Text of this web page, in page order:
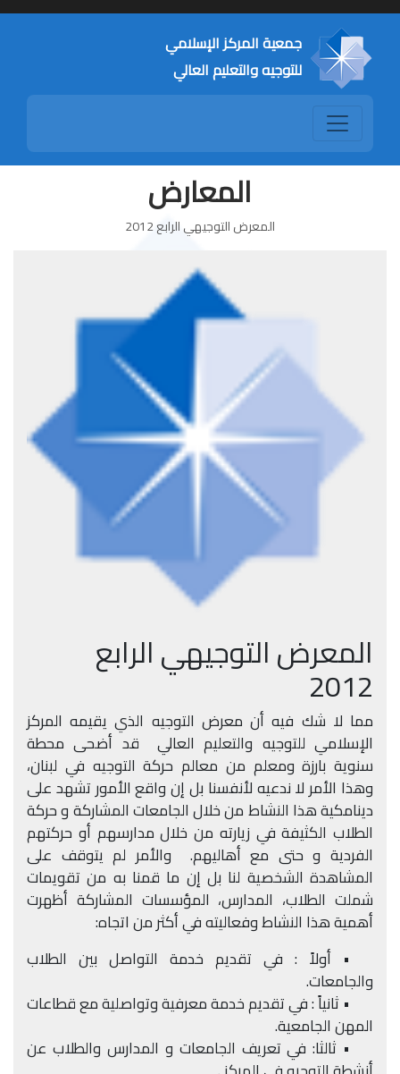
جمعية المركز الإسلامي
للتوجيه والتعليم العالي
المعارض
المعرض التوجيهي الرابع 2012
المعرض التوجيهي الرابع
2012
مما لا شك فيه أن معرض التوجيه الذي يقيمه المركز
الإسلامي للتوجيه والتعليم العالي قد أضحى محطة
سنوية بارزة ومعلم من معالم حركة التوجيه في لبنان،
وهذا الأمر لا ندعيه لأنفسنا بل إن واقع الأمور تشهد على
دينامكية هذا النشاط من خلال الجامعات المشاركة و حركة
الطلاب الكثيفة في زيارته من خلال مدارسهم أو حركتهم
الفردية و حتى مع أهاليهم. والأمر لم يتوقف على
المشاهدة الشخصية لنا بل إن ما قمنا به من تقويمات
شملت الطلاب، المدارس، المؤسسات المشاركة أظهرت
أهمية هذا النشاط وفعاليته في أكثر من اتجاه:
• أولاً : في تقديم خدمة التواصل بين الطلاب
والجامعات.
• ثانياً : في تقديم خدمة معرفية وتواصلية مع قطاعات
المهن الجامعية.
• ثالثا: في تعريف الجامعات و المدارس والطلاب عن